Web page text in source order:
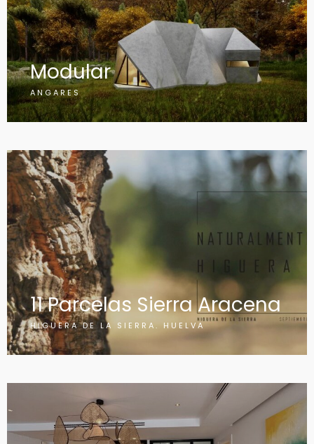
Modular
ANGARES
11 Parcelas Sierra Aracena
HIGUERA DE LA SIERRA. HUELVA